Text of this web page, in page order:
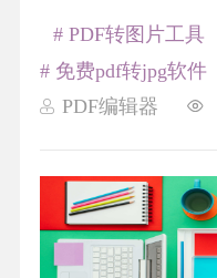
PDF编辑器
# PDF转图片工具
# 免费pdf转jpg软件